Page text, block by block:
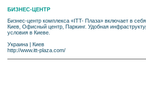
БИЗНЕС-ЦЕНТР
Бизнес-центр комплекса «ITT- Плаза» включает в
Киев, Офисный центр, Паркинг. Удобная
условия в Киеве.
Украина | Киев
http://www.itt-plaza.com/